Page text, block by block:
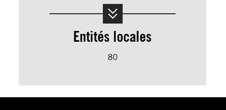
Entités locales
80